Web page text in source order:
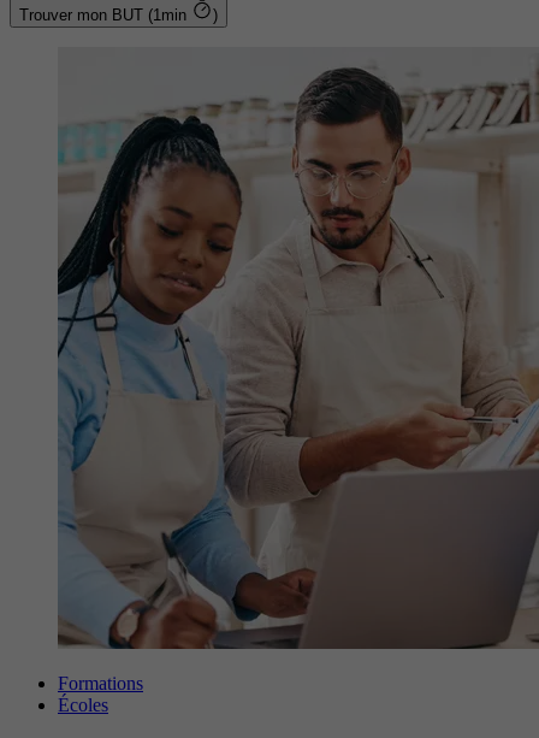
Trouver mon BUT (1min )
Formations
Écoles